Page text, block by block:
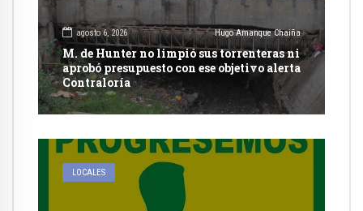
agosto 6, 2026 Hugo Amanque Chaiña
M. de Hunter no limpió sus torrenteras ni
aprobó presupuesto con ese objetivo alerta
Contraloría
LOCALES